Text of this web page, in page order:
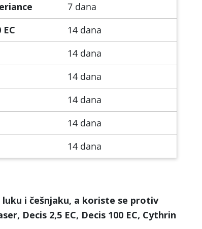
7 dana
14 dana
14 dana
14 dana
14 dana
14 dana
14 dana
i češnjaku, a koriste se protiv
Decis 2,5 EC, Decis 100 EC, Cythrin